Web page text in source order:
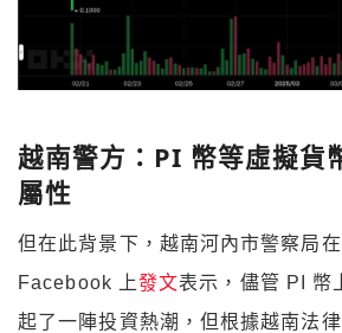
越南警方：PI 幣等虛擬貨
屬性
但在此背景下，越南河內市警察局
Facebook 上發文表示，儘管 PI 幣
起了一陣投資熱潮，但根據越南法